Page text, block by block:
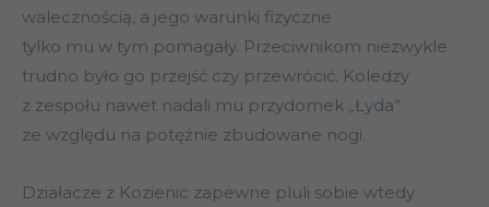
walecznością, a jego warunki fizyczne
tylko mu w tym pomagały. Przeciwnikom niezwykle
trudno było go przejść czy przewrócić. Koledzy
z zespołu nawet nadali mu przydomek „Łyda”
ze względu na potężnie zbudowane nogi.
Działacze z Kozienic zapewne pluli sobie wtedy